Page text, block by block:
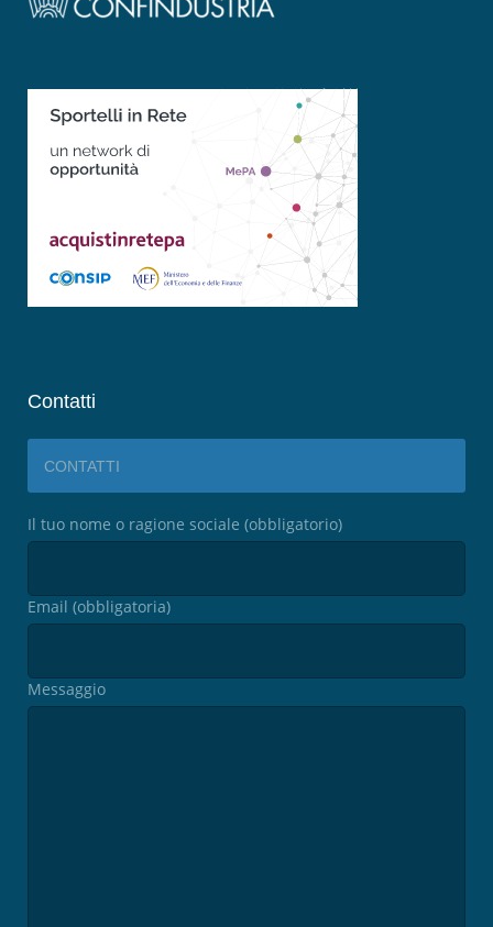
Contatti
CONTATTI
Il tuo nome o ragione sociale (obbligatorio)
Email (obbligatoria)
Messaggio